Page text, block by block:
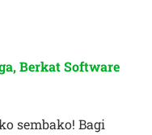
Berkat Software
sembako! Bagi